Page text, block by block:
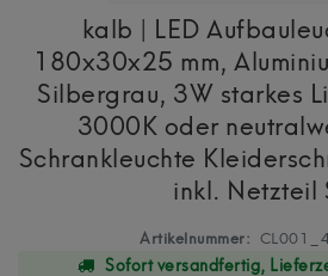
kalb | LED
180x30x25 mm,
Silbergrau, 3W starkes
3000K oder
Schrankleuchte
inkl. Netzteil
Artikelnummer:
Sofort versandfertig,